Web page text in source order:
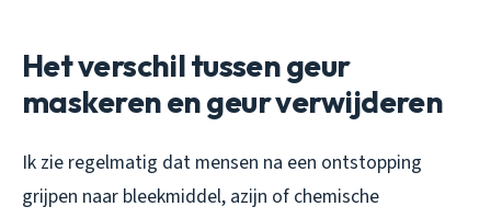
Het verschil tussen geur
maskeren en geur verwijderen
Ik zie regelmatig dat mensen na een ontstopping
grijpen naar bleekmiddel, azijn of chemische